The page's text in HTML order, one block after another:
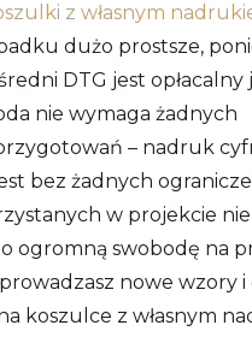
z własnym
dużo prostsze,
DTG jest opłacalny
nie wymaga żadnych
– nadruk
bez żadnych
w projekcie nie
ogromną swobodę na
nowe wzory i
koszulce z własnym